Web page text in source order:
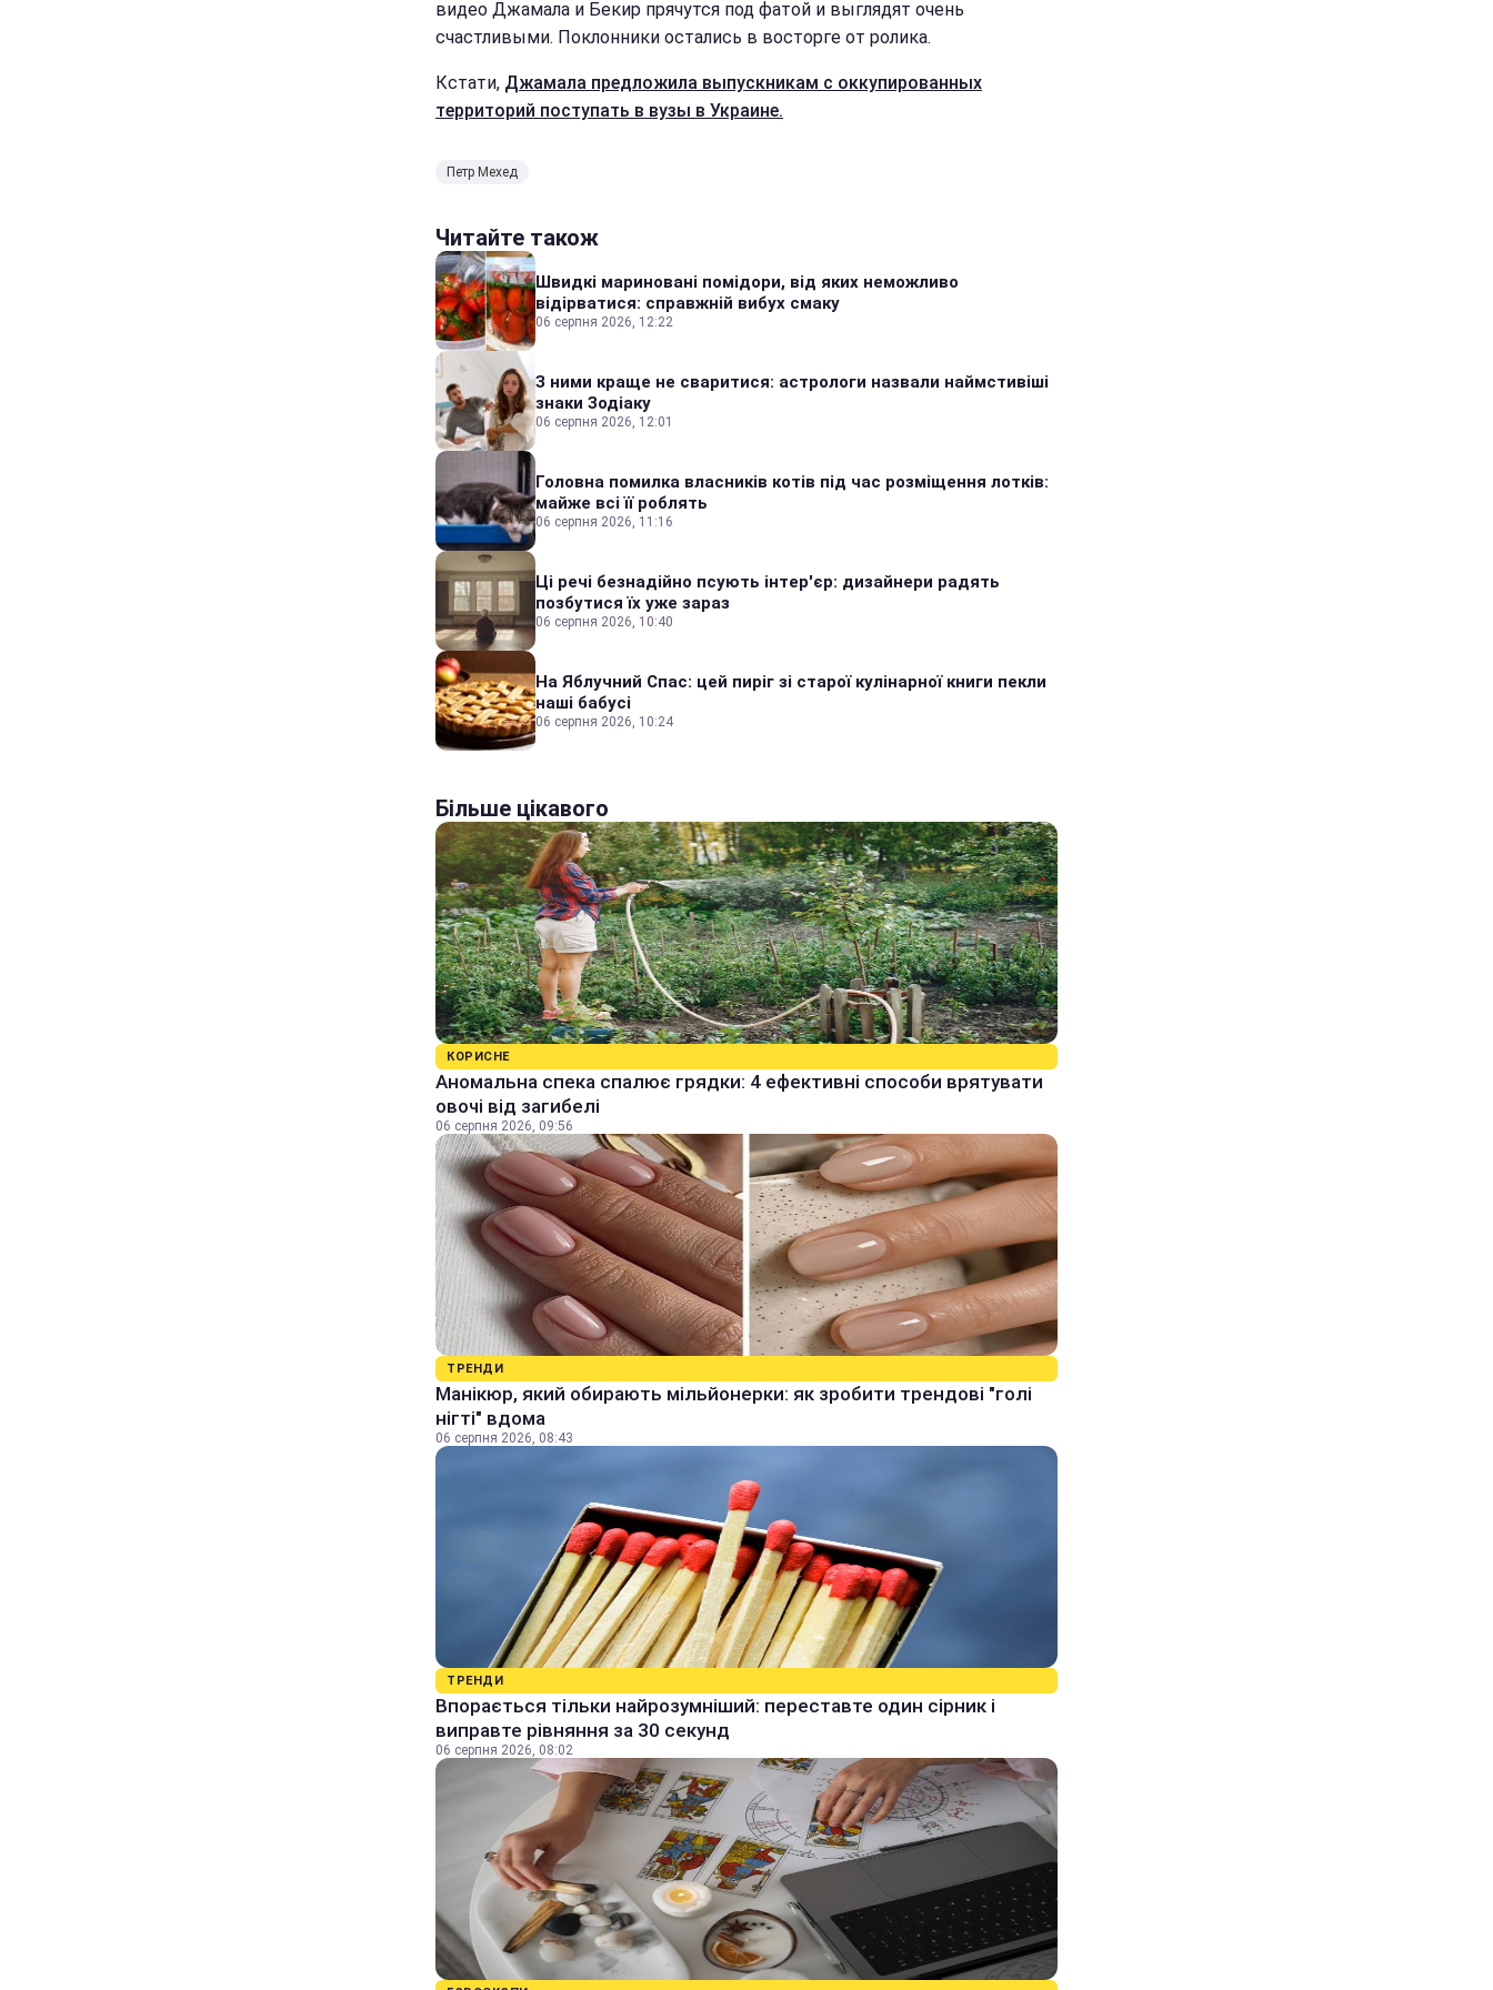
видео Джамала и Бекир прячутся под фатой и выглядят очень
счастливыми. Поклонники остались в восторге от ролика.
Кстати, Джамала предложила выпускникам с оккупированных
территорий поступать в вузы в Украине.
Петр Мехед
Читайте також
Швидкі мариновані помідори, від яких неможливо
відірватися: справжній вибух смаку
06 серпня 2026, 12:22
З ними краще не сваритися: астрологи назвали наймстивіші
знаки Зодіаку
06 серпня 2026, 12:01
Головна помилка власників котів під час розміщення лотків:
майже всі її роблять
06 серпня 2026, 11:16
Ці речі безнадійно псують інтер'єр: дизайнери радять
позбутися їх уже зараз
06 серпня 2026, 10:40
На Яблучний Спас: цей пиріг зі старої кулінарної книги пекли
наші бабусі
06 серпня 2026, 10:24
Більше цікавого
КОРИСНЕ
Аномальна спека спалює грядки: 4 ефективні способи врятувати
овочі від загибелі
06 серпня 2026, 09:56
ТРЕНДИ
Манікюр, який обирають мільйонерки: як зробити трендові "голі
нігті" вдома
06 серпня 2026, 08:43
ТРЕНДИ
Впорається тільки найрозумніший: переставте один сірник і
виправте рівняння за 30 секунд
06 серпня 2026, 08:02